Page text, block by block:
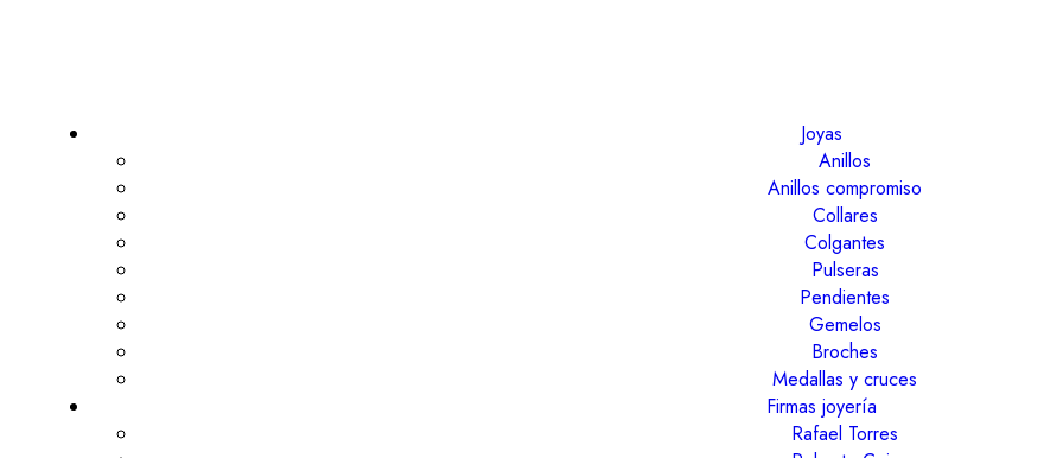
Joyas
Anillos
Anillos compromiso
Collares
Colgantes
Pulseras
Pendientes
Gemelos
Broches
Medallas y cruces
Firmas joyería
Rafael Torres